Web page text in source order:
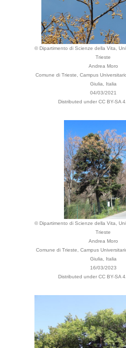
© Dipartimento di Scienze della Vita,
Trieste
Andrea Moro
Comune di Trieste, Campus
Giulia, Italia
04/03/2021
Distributed under CC BY-SA
© Dipartimento di Scienze della Vita,
Trieste
Andrea Moro
Comune di Trieste, Campus
Giulia, Italia
16/03/2023
Distributed under CC BY-SA